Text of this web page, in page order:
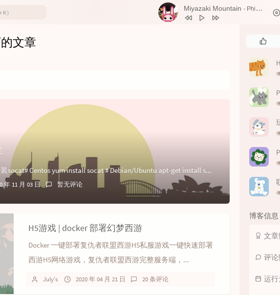
Miyazaki Mountain - Philter
华晨宇
Zkaaai / 哈利白特
Zkaaai / 哈利白特
Zkaaai
文章
Socat端口转发安装socat# Centos yum install socat # Debian/Ubuntu apt-get install so...
年 11 月 03 日 暂无评论
H5游戏 | docker 部署幻梦西游
Docker 一键部署复仇者联盟西游H5私服游戏一键快速部署
西游H5网络游戏，复仇者联盟西游完整服务端，...
July's 2020 年 04 月 21 日 20 条评论
博客信息
文章
评论
运